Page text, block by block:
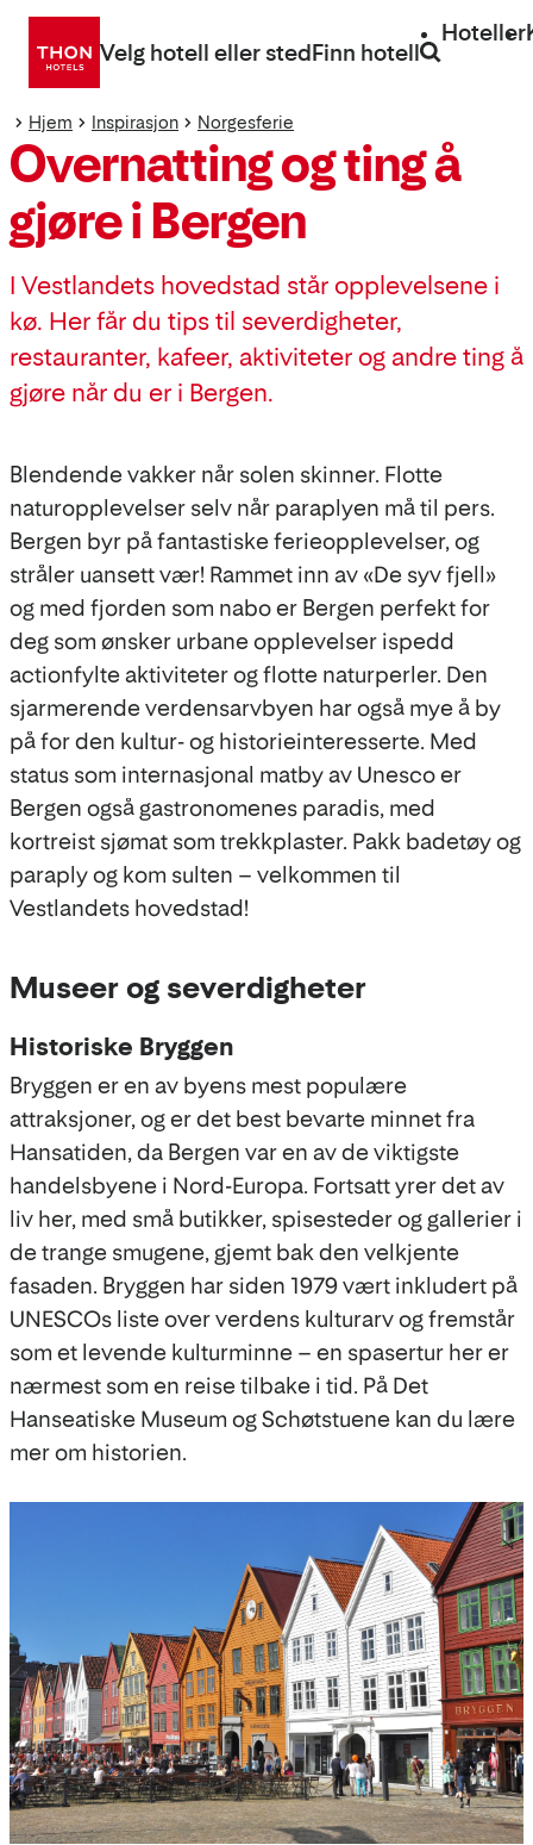
Gå
direkte
Velg hotell eller stedFinn hotell
Hoteller
Hjem Inspirasjon Norgesferie
Overnatting og ting å
gjøre i Bergen
I Vestlandets hovedstad står opplevelsene i
kø. Her får du tips til severdigheter,
restauranter, kafeer, aktiviteter og andre ting å
gjøre når du er i Bergen.
Blendende vakker når solen skinner. Flotte
naturopplevelser selv når paraplyen må til pers.
Bergen byr på fantastiske ferieopplevelser, og
stråler uansett vær! Rammet inn av «De syv fjell»
og med fjorden som nabo er Bergen perfekt for
deg som ønsker urbane opplevelser ispedd
actionfylte aktiviteter og flotte naturperler. Den
sjarmerende verdensarvbyen har også mye å by
på for den kultur- og historieinteresserte. Med
status som internasjonal matby av Unesco er
Bergen også gastronomenes paradis, med
kortreist sjømat som trekkplaster. Pakk badetøy og
paraply og kom sulten – velkommen til
Vestlandets hovedstad!
Museer og severdigheter
Historiske Bryggen
Bryggen er en av byens mest populære
attraksjoner, og er det best bevarte minnet fra
Hansatiden, da Bergen var en av de viktigste
handelsbyene i Nord-Europa. Fortsatt yrer det av
liv her, med små butikker, spisesteder og gallerier i
de trange smugene, gjemt bak den velkjente
fasaden. Bryggen har siden 1979 vært inkludert på
UNESCOs liste over verdens kulturarv og fremstår
som et levende kulturminne – en spasertur her er
nærmest som en reise tilbake i tid. På Det
Hanseatiske Museum og Schøtstuene kan du lære
mer om historien.